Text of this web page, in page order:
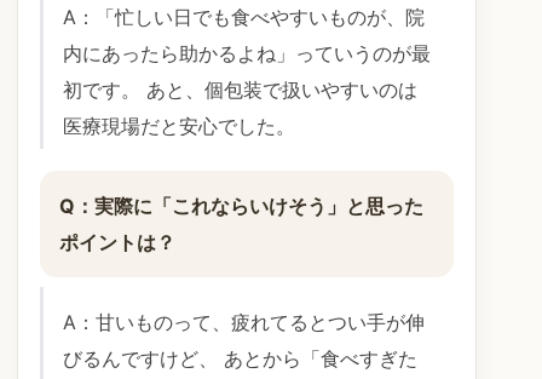
A：「忙しい日でも食べやすいものが、院
内にあったら助かるよね」っていうのが最
初です。 あと、個包装で扱いやすいのは
医療現場だと安心でした。
Q：実際に「これならいけそう」と思った
ポイントは？
A：甘いものって、疲れてるとつい手が伸
びるんですけど、 あとから「食べすぎた